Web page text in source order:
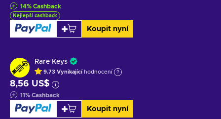
14% Cashback
Nejlepší cashback
Koupit nyní
Rare Keys
9.73 Vynikající hodnocení
8,56 US$
11% Cashback
Koupit nyní